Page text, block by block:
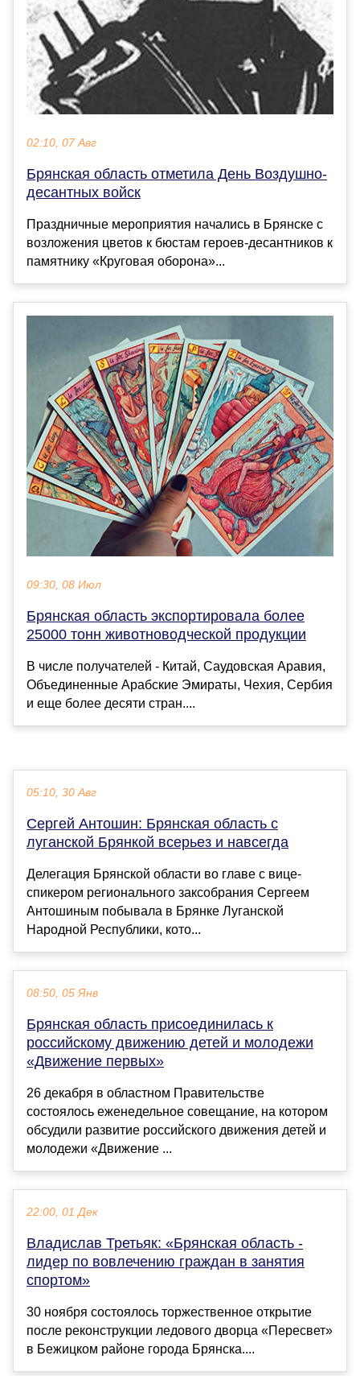
02:10, 07 Авг
Брянская область отметила День Воздушно-
десантных войск
Праздничные мероприятия начались в Брянске с
возложения цветов к бюстам героев-десантников к
памятнику «Круговая оборона»...
09:30, 08 Июл
Брянская область экспортировала более
25000 тонн животноводческой продукции
В числе получателей - Китай, Саудовская Аравия,
Объединенные Арабские Эмираты, Чехия, Сербия
и еще более десяти стран....
05:10, 30 Авг
Сергей Антошин: Брянская область с
луганской Брянкой всерьез и навсегда
Делегация Брянской области во главе с вице-
спикером регионального заксобрания Сергеем
Антошиным побывала в Брянке Луганской
Народной Республики, кото...
08:50, 05 Янв
Брянская область присоединилась к
российскому движению детей и молодежи
«Движение первых»
26 декабря в областном Правительстве
состоялось еженедельное совещание, на котором
обсудили развитие российского движения детей и
молодежи «Движение ...
22:00, 01 Дек
Владислав Третьяк: «Брянская область -
лидер по вовлечению граждан в занятия
спортом»
30 ноября состоялось торжественное открытие
после реконструкции ледового дворца «Пересвет»
в Бежицком районе города Брянска....